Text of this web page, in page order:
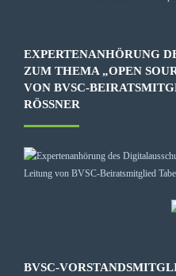
EXPERTENANHÖRUNG
ZUM THEMA „OPEN
VON BVSC-
RÖSSNER
BVSC-